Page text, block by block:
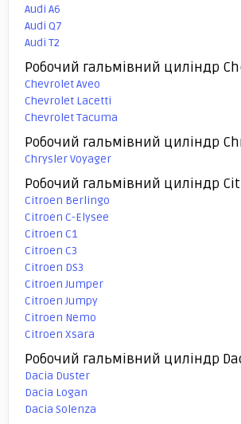
Audi A6
Audi Q7
Audi T2
Робочий гальмівний циліндр
Chevrolet Aveo
Chevrolet Lacetti
Chevrolet Tacuma
Робочий гальмівний циліндр
Chrysler Voyager
Робочий гальмівний циліндр
Citroen Berlingo
Citroen C-Elysee
Citroen C1
Citroen C3
Citroen DS3
Citroen Jumper
Citroen Jumpy
Citroen Nemo
Citroen Xsara
Робочий гальмівний циліндр
Dacia Duster
Dacia Logan
Dacia Solenza